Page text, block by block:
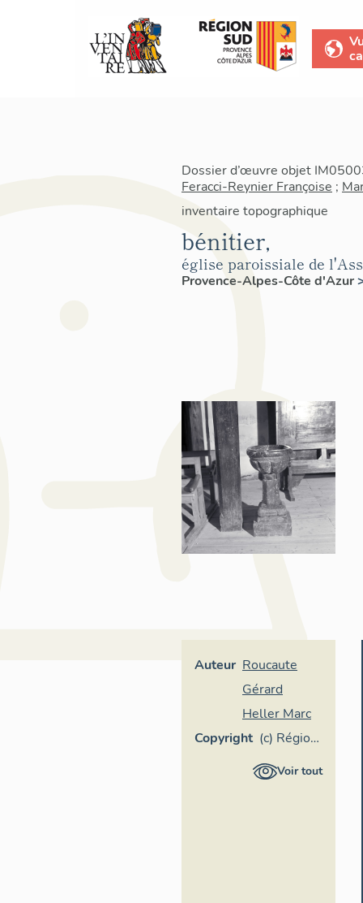
Dossier d’œuvre objet
Feracci-Reynier Françoise ;
inventaire topographique
bénitier,
église paroissiale de
Provence-Alpes-Côte d'Azur
Auteur Roucaute
Gérard
Heller Marc
Copyright (c) Région
Provence-
Voir tout